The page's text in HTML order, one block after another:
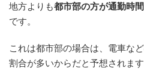
地方よりも都市部の方が通勤時
です。
これは都市部の場合は、電車な
割合が多いからだと予想されます